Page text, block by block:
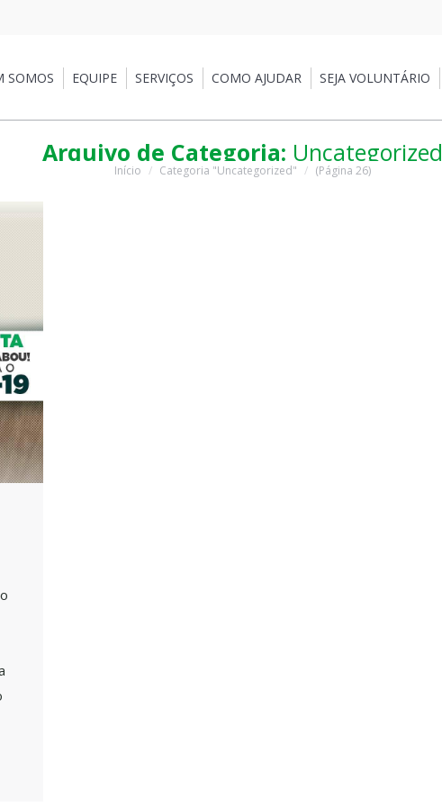
SOMOS EQUIPE SERVIÇOS COMO AJUDAR SEJA VOLUNTÁRIO
Arquivo de Categoria: Uncategorized
Você está aqui:
Início Categoria "Uncategorized" (Página 26)